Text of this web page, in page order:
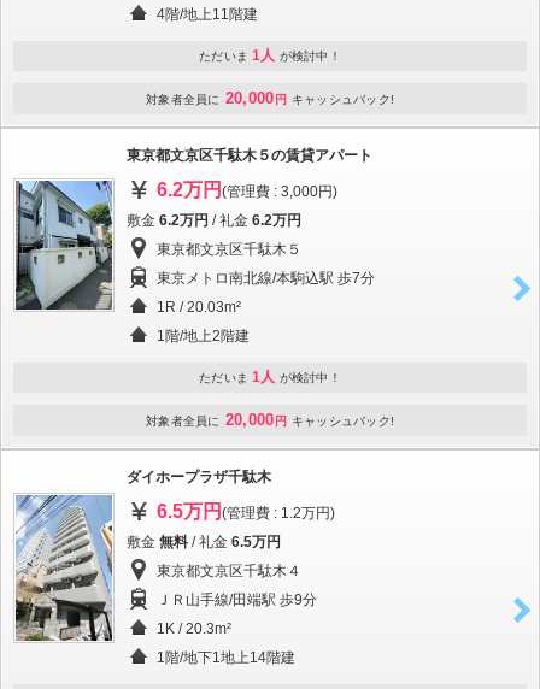
4階/地上11階建
ただいま 1人 が検討中！
対象者全員に 20,000 円 キャッシュバック!
東京都文京区千駄木５の賃貸アパート
6.2万円 (管理費 : 3,000円)
敷金 6.2万円 / 礼金 6.2万円
東京都文京区千駄木５
東京メトロ南北線/本駒込駅 歩7分
1R / 20.03m²
1階/地上2階建
ただいま 1人 が検討中！
対象者全員に 20,000 円 キャッシュバック!
ダイホープラザ千駄木
6.5万円 (管理費 : 1.2万円)
敷金 無料 / 礼金 6.5万円
東京都文京区千駄木４
ＪＲ山手線/田端駅 歩9分
1K / 20.3m²
1階/地下1地上14階建